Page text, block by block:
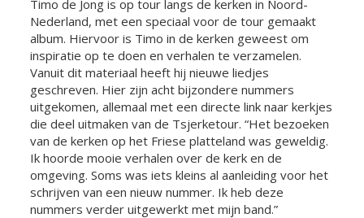
Timo de Jong is op tour langs de kerken in Noord-
Nederland, met een speciaal voor de tour gemaakt
album. Hiervoor is Timo in de kerken geweest om
inspiratie op te doen en verhalen te verzamelen.
Vanuit dit materiaal heeft hij nieuwe liedjes
geschreven. Hier zijn acht bijzondere nummers
uitgekomen, allemaal met een directe link naar kerkjes
die deel uitmaken van de Tsjerketour. “Het bezoeken
van de kerken op het Friese platteland was geweldig.
Ik hoorde mooie verhalen over de kerk en de
omgeving. Soms was iets kleins al aanleiding voor het
schrijven van een nieuw nummer. Ik heb deze
nummers verder uitgewerkt met mijn band.”